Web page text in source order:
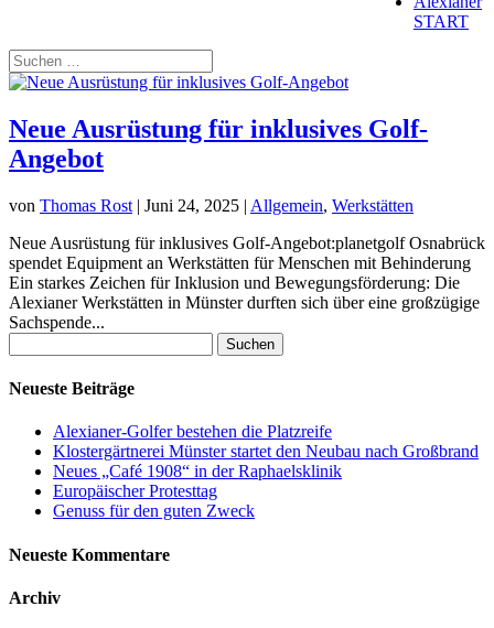
START
Neue Ausrüstung für inklusives Golf-
Angebot
von Thomas Rost | Juni 24, 2025 | Allgemein, Werkstätten
Neue Ausrüstung für inklusives Golf-Angebot:planetgolf Osnabrück
spendet Equipment an Werkstätten für Menschen mit Behinderung
Ein starkes Zeichen für Inklusion und Bewegungsförderung: Die
Alexianer Werkstätten in Münster durften sich über eine großzügige
Sachspende...
nach:
Neueste Beiträge
Alexianer-Golfer bestehen die Platzreife
Klostergärtnerei Münster startet den Neubau nach Großbrand
Neues „Café 1908“ in der Raphaelsklinik
Europäischer Protesttag
Genuss für den guten Zweck
Neueste Kommentare
Archiv